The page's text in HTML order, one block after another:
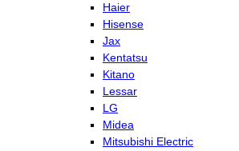
Haier
Hisense
Jax
Kentatsu
Kitano
Lessar
LG
Midea
Mitsubishi Electric